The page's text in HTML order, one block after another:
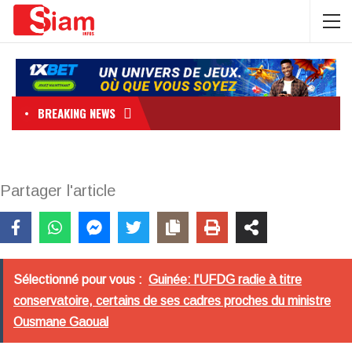
BREAKING NEWS
Partager l'article
Sélectionné pour vous : Guinée: l'UFDG radie à titre
conservatoire, certains de ses cadres proches du ministre
Ousmane Gaoual